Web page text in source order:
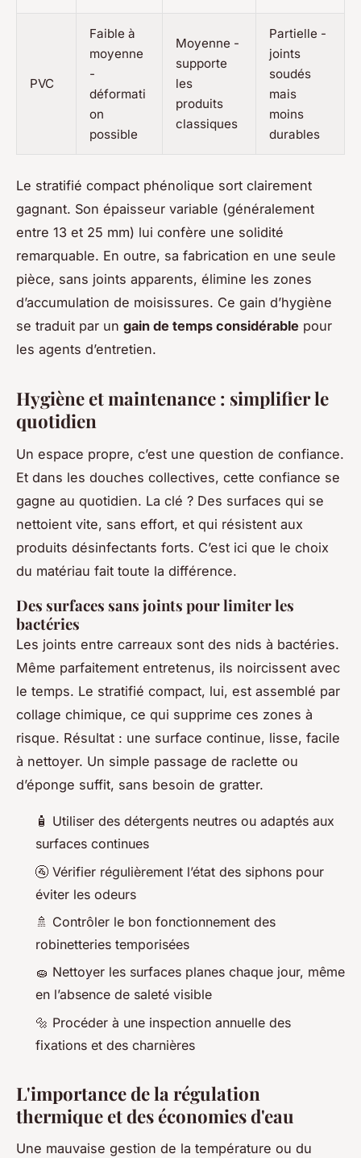
PVC
Faible à
moyenne
-
déformati
on
possible
Moyenne -
supporte
les
produits
classiques
Partielle -
joints
soudés
mais
moins
durables
Le stratifié compact phénolique sort clairement
gagnant. Son épaisseur variable (généralement
entre 13 et 25 mm) lui confère une solidité
remarquable. En outre, sa fabrication en une seule
pièce, sans joints apparents, élimine les zones
d’accumulation de moisissures. Ce gain d’hygiène
se traduit par un gain de temps considérable pour
les agents d’entretien.
Hygiène et maintenance : simplifier le
quotidien
Un espace propre, c’est une question de confiance.
Et dans les douches collectives, cette confiance se
gagne au quotidien. La clé ? Des surfaces qui se
nettoient vite, sans effort, et qui résistent aux
produits désinfectants forts. C’est ici que le choix
du matériau fait toute la différence.
Des surfaces sans joints pour limiter les
bactéries
Les joints entre carreaux sont des nids à bactéries.
Même parfaitement entretenus, ils noircissent avec
le temps. Le stratifié compact, lui, est assemblé par
collage chimique, ce qui supprime ces zones à
risque. Résultat : une surface continue, lisse, facile
à nettoyer. Un simple passage de raclette ou
d’éponge suffit, sans besoin de gratter.
🧴 Utiliser des détergents neutres ou adaptés aux
surfaces continues
🚰 Vérifier régulièrement l’état des siphons pour
éviter les odeurs
🚿 Contrôler le bon fonctionnement des
robinetteries temporisées
🧽 Nettoyer les surfaces planes chaque jour, même
en l’absence de saleté visible
🔩 Procéder à une inspection annuelle des
fixations et des charnières
L'importance de la régulation
thermique et des économies d'eau
Une mauvaise gestion de la température ou du